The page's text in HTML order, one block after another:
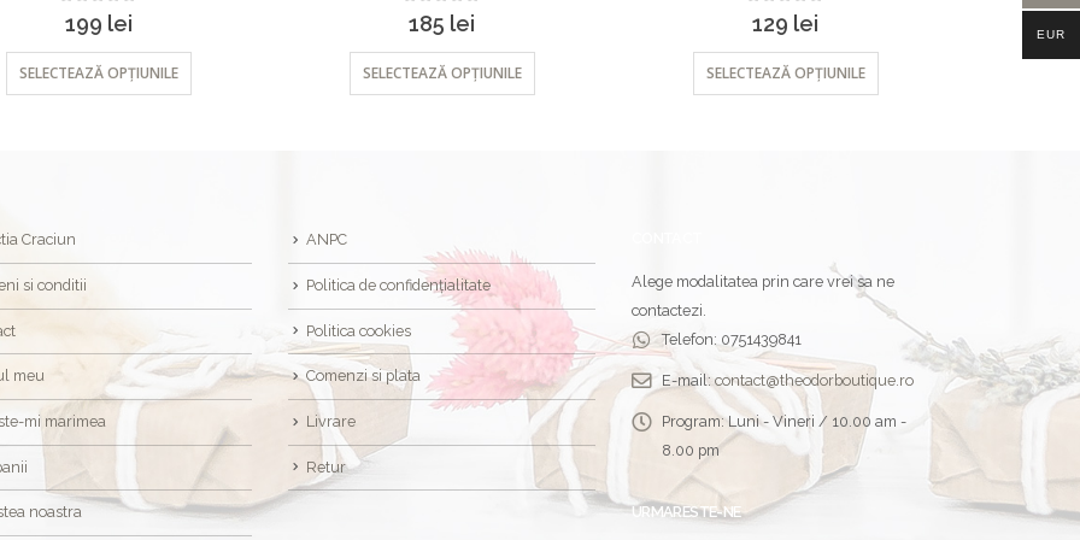
out of 5
199 lei
SELECTEAZĂ OPȚIUNILE
out of 5
185 lei
SELECTEAZĂ OPȚIUNILE
out of 5
129 lei
SELECTEAZĂ OPȚIUNILE
Craciun
si conditii
meu
mi marimea
noastra
ANPC
Politica de confidențialitate
Politica cookies
Comenzi si plata
Livrare
Retur
Alege modalitatea prin care vrei sa ne
contactezi.
Telefon: 0751439841
E-mail: contact@theodorboutique.ro
Program: Luni - Vineri / 10.00 am -
8.00 pm
URMARESTE-NE
EUR